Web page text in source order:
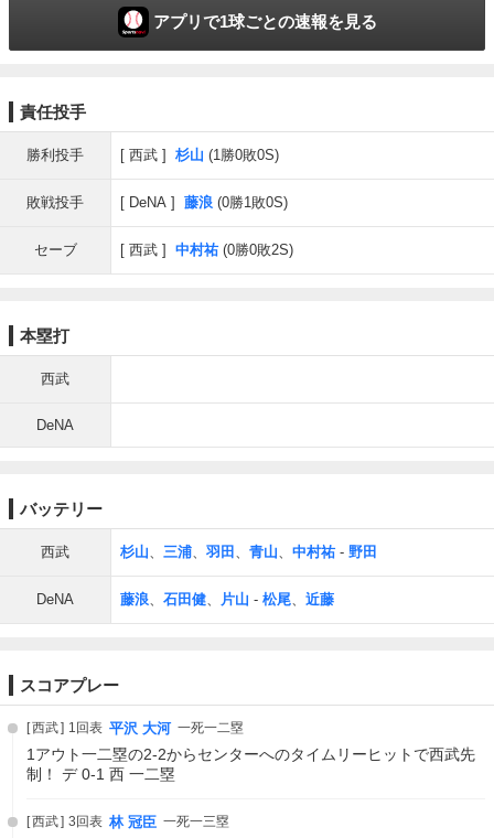
アプリで1球ごとの速報を見る
責任投手
勝利投手 西武 杉山 (1勝0敗0S)
敗戦投手 DeNA 藤浪 (0勝1敗0S)
セーブ 西武 中村祐(0勝0敗2S)
本塁打
西武
DeNA
バッテリー
西武 杉山、 三浦、 羽田 、 青山、 中村祐- 野田
DeNA 藤浪、 石田健、 片山 - 松尾、 近藤
スコアプレー
西武 1回表 平沢 大河 一死一二塁
1アウト一二塁の2-2からセンターへのタイムリーヒットで西武先
制！ デ 0-1 西 一二塁
西武 3回表 林 冠臣 一死一三塁